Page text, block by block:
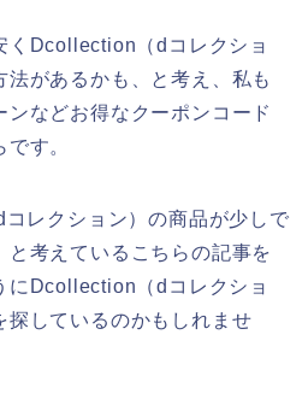
くDcollection（dコレクショ
法があるかも、と考え、私も
などお得なクーポンコード
す。
レクション）の商品が少しで
と考えているこちらの記事を
にDcollection（dコレクショ
探しているのかもしれませ